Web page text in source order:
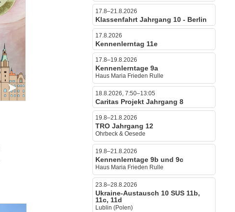
17.8–21.8.2026
Klassenfahrt Jahrgang 10 - Berlin
17.8.2026
Kennenlerntag 11e
17.8–19.8.2026
Kennenlerntage 9a
Haus Maria Frieden Rulle
18.8.2026, 7:50–13:05
Caritas Projekt Jahrgang 8
19.8–21.8.2026
TRO Jahrgang 12
Ohrbeck & Oesede
19.8–21.8.2026
Kennenlerntage 9b und 9c
Haus Maria Frieden Rulle
23.8–28.8.2026
Ukraine-Austausch 10 SUS 11b,
11c, 11d
Lublin (Polen)